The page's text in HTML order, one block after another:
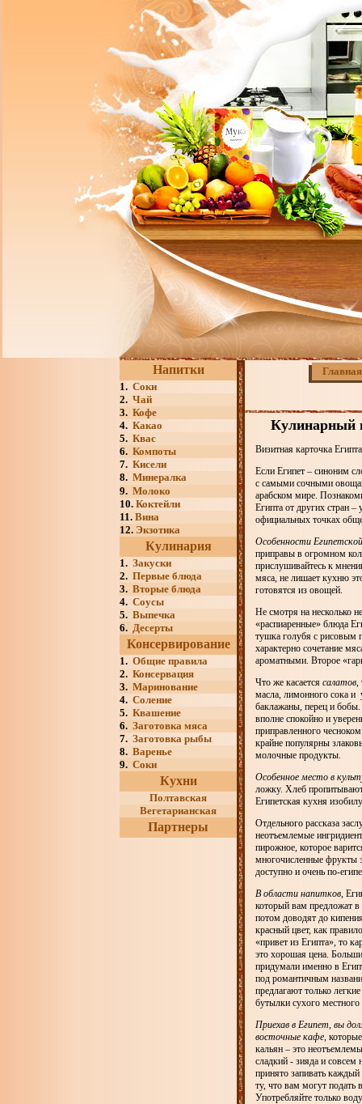
Напитки
1. Соки
2. Чай
3. Кофе
4. Какао
5. Квас
6. Компоты
7. Кисели
8. Минералка
9. Молоко
10. Коктейли
11. Вина
12. Экзотика
Кулинария
1. Закуски
2. Первые блюда
3. Вторые блюда
4. Соусы
5. Выпечка
6. Десерты
Консервирование
1. Общие правила
2. Консервация
3. Маринование
4. Соление
5. Квашение
6. Заготовка мяса
7. Заготовка рыбы
8. Варенье
9. Соки
Кухни
Полтавская
Вегетарианская
Партнеры
Главная
Кулинарный
Визитная карточка
Если Египет – синоним
с самыми сочными
арабском мире.
Египта от других стран
официальных точках
Особенности
приправы в огромном
прислушивайтесь к
мяса, не лишает кухню
готовятся из овощей.
Не смотря на несколько
«распиаренные» блюда
тушка голубя с рисовым
характерно сочетание
ароматными. Второе
Что же касается салатов,
масла, лимонного сока и
баклажаны, перец и
вполне спокойно и
приправленного
крайне популярны
молочные продукты.
Особенное место в
ложку. Хлеб
Египетская кухня
Отдельного рассказа
неотъемлемые
пирожное, которое
многочисленные фрукты
доступно и очень по-
В области напитков,
который вам предложат
потом доводят до
красный цвет, как
«привет из Египта», то
это хорошая цена.
придумали именно в
под романтичным
предлагают только
бутылки сухого местного
Приехав в Египет, вы
восточные кафе,
кальян – это
сладкий - зияда и
принято запивать
ту, что вам могут подать
Употребляйте только